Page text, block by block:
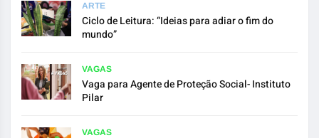
ARTE
Ciclo de Leitura: “Ideias para adiar o fim do
mundo”
VAGAS
Vaga para Agente de Proteção Social- Instituto
Pilar
VAGAS